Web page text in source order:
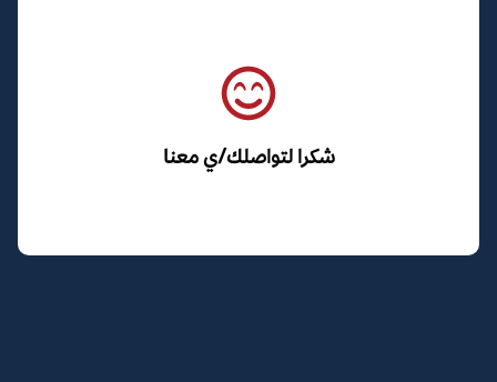
شكرا لتواصلك/ي معنا